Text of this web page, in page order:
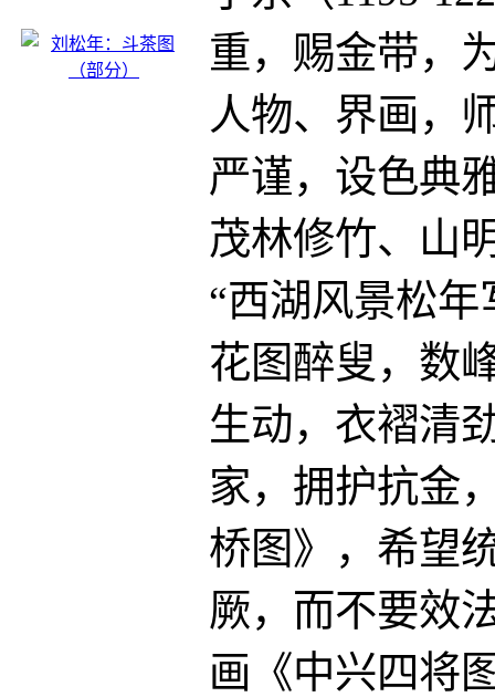
重，赐金带，
人物、界画，
严谨，设色典
茂林修竹、山
“西湖风景松
花图醉叟，数
生动，衣褶清
家，拥护抗金
桥图》，希望
厥，而不要效
画《中兴四将